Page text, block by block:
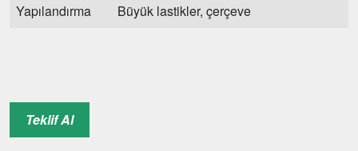
Yapılandırma
Büyük lastikler, çerçeve
Teklif Al